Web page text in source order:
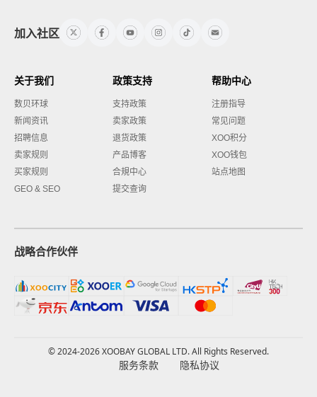
加入社区
关于我们
数贝环球
新闻资讯
招聘信息
卖家规则
买家规则
GEO & SEO
政策支持
支持政策
卖家政策
退货政策
产品博客
合規中心
提交查询
帮助中心
注册指导
常见问题
XOO积分
XOO钱包
站点地图
战略合作伙伴
© 2024-2026 XOOBAY GLOBAL LTD. All Rights Reserved.
服务条款 隐私协议